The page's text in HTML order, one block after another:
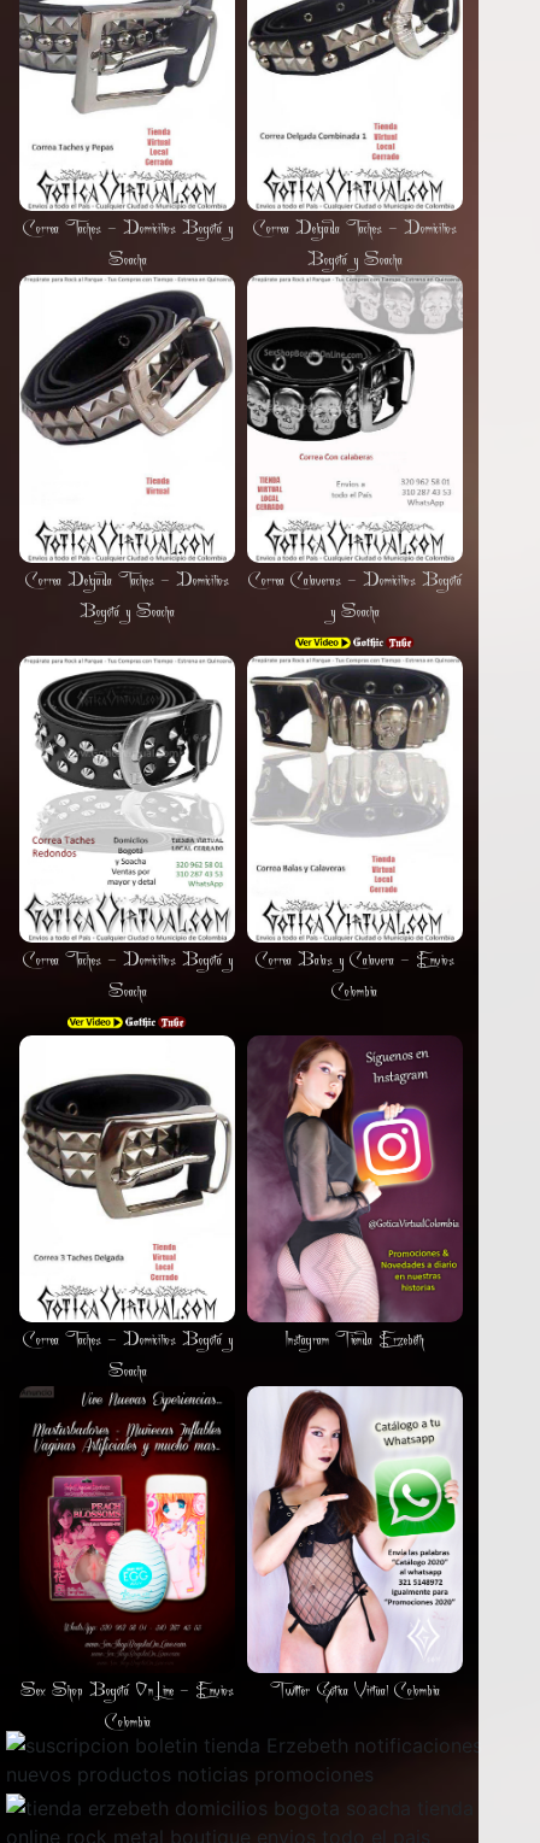
Correa Taches - Domicilios Bogotá y
Soacha
Correa Delgada Taches - Domicilios
Bogotá y Soacha
Correa Delgada Taches - Domicilios
Bogotá y Soacha
Correa Calaveras - Domicilios Bogotá
y Soacha
Correa Taches - Domicilios Bogotá y
Soacha
Correa Balas y Calavera - Envios
Colombia
Correa Taches - Domicilios Bogotá y
Soacha
Instagram Tienda Erzebeth
Sex Shop Bogotá OnLine - Envios
Colombia
Twitter Gotica Virtual Colombia